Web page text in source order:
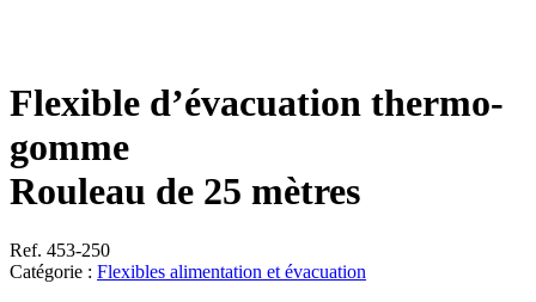
Flexible d’évacuation thermo-
gomme
Rouleau de 25 mètres
Ref. 453-250
Catégorie : Flexibles alimentation et évacuation